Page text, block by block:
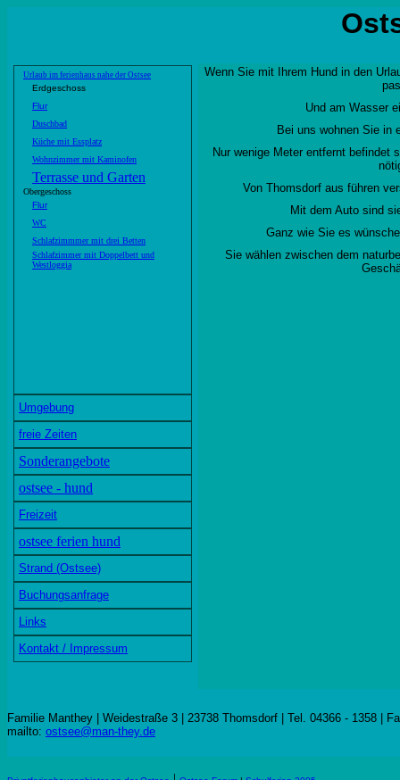
Urlaub im ferienhaus nahe der Ostsee
Erdgeschoss
Flur
Duschbad
Küche mit Essplatz
Wohnzimmer mit Kaminofen
Terrasse und Garten
Obergeschoss
Flur
WC
Schlafzimmmer mit drei Betten
Schlafzimmer mit Doppelbett und
Westloggia
Umgebung
freie Zeiten
Sonderangebote
ostsee - hund
Freizeit
ostsee ferien hund
Strand (Ostsee)
Buchungsanfrage
Links
Kontakt / Impressum
Wenn Sie mit Ihrem Hund in den
Und am Wasser
Bei uns wohnen Sie in
Nur wenige Meter entfernt befindet
Von Thomsdorf aus führen
Mit dem Auto sind
Ganz wie Sie es
Sie wählen zwischen dem
Familie Manthey | Weidestraße 3 | 23738 Thomsdorf | Tel. 04366 - 1358 |
mailto: ostsee@man-they.de